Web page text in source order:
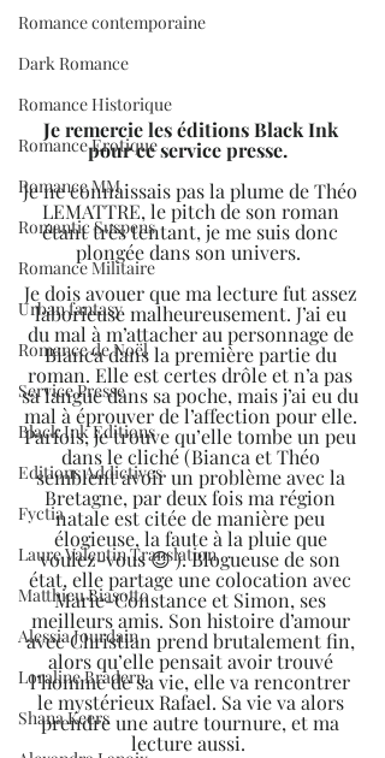
Romance contemporaine
Dark Romance
Romance Historique
Romance Erotique
Romance MM
Romantic Suspens
Romance Militaire
Urban fantasy
Romance de Noël
Service Presse
Black Ink Editions
Editions Addictives
Fyctia
Laure Valentin Translation
Matthieu Biasotto
Alessia Jourdain
Loraline Bradern
Shana Keers
Je remercie les éditions Black Ink
pour ce service presse.
Je ne connaissais pas la plume de Théo
LEMATTRE, le pitch de son roman
étant très tentant, je me suis donc
plongée dans son univers.
Je dois avouer que ma lecture fut assez
laborieuse malheureusement. J’ai eu
du mal à m’attacher au personnage de
Bianca dans la première partie du
roman. Elle est certes drôle et n’a pas
sa langue dans sa poche, mais j’ai eu du
mal à éprouver de l’affection pour elle.
Parfois, je trouve qu’elle tombe un peu
dans le cliché (Bianca et Théo
semblent avoir un problème avec la
Bretagne, par deux fois ma région
natale est citée de manière peu
élogieuse, la faute à la pluie que
voulez-vous 😊 ). Blogueuse de son
état, elle partage une colocation avec
Marie-Constance et Simon, ses
meilleurs amis. Son histoire d’amour
avec Christian prend brutalement fin,
alors qu’elle pensait avoir trouvé
l’homme de sa vie, elle va rencontrer
le mystérieux Rafael. Sa vie va alors
prendre une autre tournure, et ma
lecture aussi.